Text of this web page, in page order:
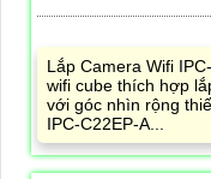
Lắp Camera Wifi
wifi cube thích hợp
với góc nhìn rộng
IPC-C22EP-A...